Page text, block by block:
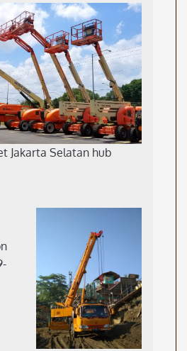
Jakarta Selatan hub